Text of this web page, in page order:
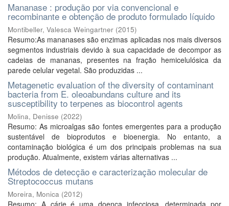
Mananase : produção por via convencional e
recombinante e obtenção de produto formulado líquido
Montibeller, Valesca Weingartner (2015)
Resumo:As mananases são enzimas aplicadas nos mais diversos
segmentos industriais devido à sua capacidade de decompor as
cadeias de mananas, presentes na fração hemicelulósica da
parede celular vegetal. São produzidas ...
Metagenetic evaluation of the diversity of contaminant
bacteria from E. oleoabundans culture and its
susceptibility to terpenes as biocontrol agents
Molina, Denisse (2022)
Resumo: As microalgas são fontes emergentes para a produção
sustentável de bioprodutos e bioenergia. No entanto, a
contaminação biológica é um dos principais problemas na sua
produção. Atualmente, existem várias alternativas ...
Métodos de detecção e caracterização molecular de
Streptococcus mutans
Moreira, Monica (2012)
Resumo; A cárie é uma doença infecciosa, determinada por